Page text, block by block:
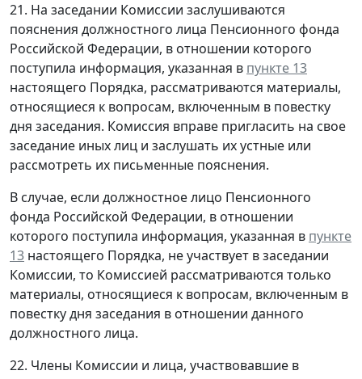
21. На заседании Комиссии заслушиваются
пояснения должностного лица Пенсионного фонда
Российской Федерации, в отношении которого
поступила информация, указанная в пункте 13
настоящего Порядка, рассматриваются материалы,
относящиеся к вопросам, включенным в повестку
дня заседания. Комиссия вправе пригласить на свое
заседание иных лиц и заслушать их устные или
рассмотреть их письменные пояснения.
В случае, если должностное лицо Пенсионного
фонда Российской Федерации, в отношении
которого поступила информация, указанная в пункте
13 настоящего Порядка, не участвует в заседании
Комиссии, то Комиссией рассматриваются только
материалы, относящиеся к вопросам, включенным в
повестку дня заседания в отношении данного
должностного лица.
22. Члены Комиссии и лица, участвовавшие в